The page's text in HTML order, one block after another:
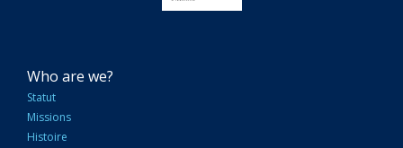
NAVIGATION
PRINCIPALE
Who are we?
Statut
Missions
Histoire